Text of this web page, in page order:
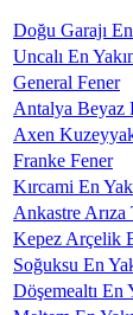
Doğu Garajı
Uncalı En
General Fener
Antalya Beyaz
Axen
Franke Fener
Kırcami En
Ankastre
Kepez Arçelik
Soğuksu En
Döşemealtı En